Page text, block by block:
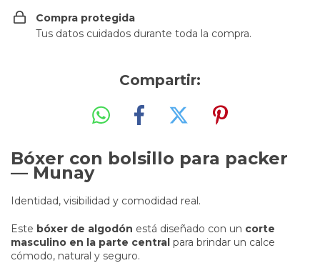
Compra protegida
Tus datos cuidados durante toda la compra.
Compartir:
Bóxer con bolsillo para packer
— Munay
Identidad, visibilidad y comodidad real.
Este bóxer de algodón está diseñado con un corte
masculino en la parte central para brindar un calce
cómodo, natural y seguro.